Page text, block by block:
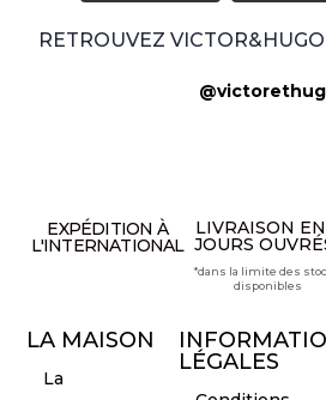
RETROUVEZ
EXPÉDITION À
L'INTERNATIONAL
LIVRAISON
JOURS
*dans la limite des
disponibles
LA MAISON
La
LÉGALES